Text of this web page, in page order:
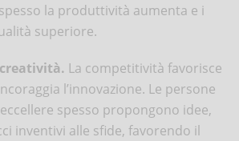
la produttività aumenta e i
superiore.
La competitività favorisce
l’innovazione. Le persone
spesso propongono idee,
inventivi alle sfide, favorendo il